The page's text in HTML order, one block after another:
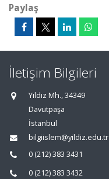
Paylaş
İletişim Bilgileri
Yıldız Mh., 34349
Davutpaşa
İstanbul
bilgiislem@yildiz.edu.tr
0 (212) 383 3431
0 (212) 383 3432